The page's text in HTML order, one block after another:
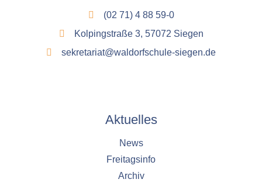
(02 71) 4 88 59-0
Kolpingstraße 3, 57072 Siegen
sekretariat@waldorfschule-siegen.de
Aktuelles
News
Freitagsinfo
Archiv